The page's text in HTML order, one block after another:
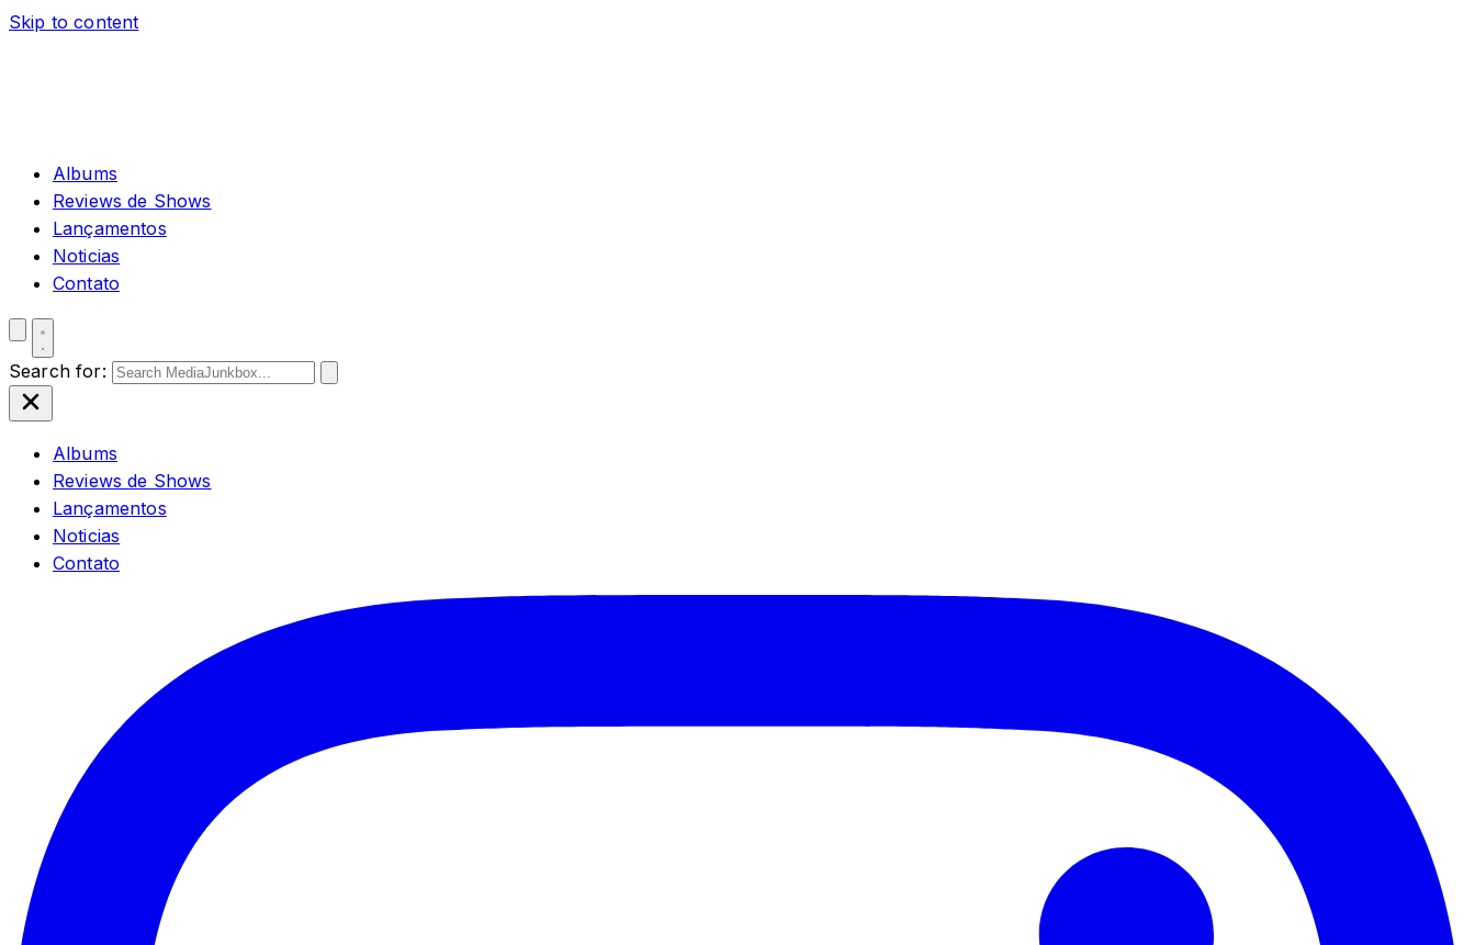
Skip to content
Albums
Reviews de Shows
Lançamentos
Noticias
Contato
Search for:
Albums
Reviews de Shows
Lançamentos
Noticias
Contato